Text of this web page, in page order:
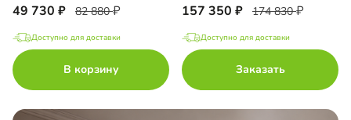
49 730 82 880
Доступно для доставки
В корзину
157 350 174 830
Доступно для доставки
Заказать